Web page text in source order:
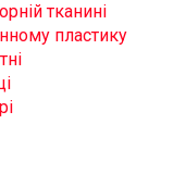
тканині
пластику